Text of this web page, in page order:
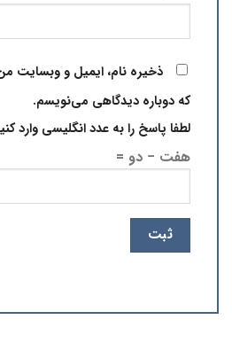
ذخیره نام، ایمیل و وبسایت
که دوباره دیدگاهی می‌نویسم.
لطفا پاسخ را به عدد انگلیسی وارد
هفت − دو =